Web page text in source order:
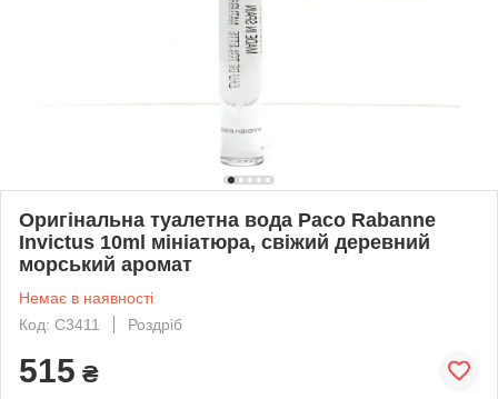
Оригінальна туалетна вода Paco Rabanne
Invictus 10ml мініатюра, свіжий деревний
морський аромат
Немає в наявності
Код: C3411
Роздріб
515 ₴